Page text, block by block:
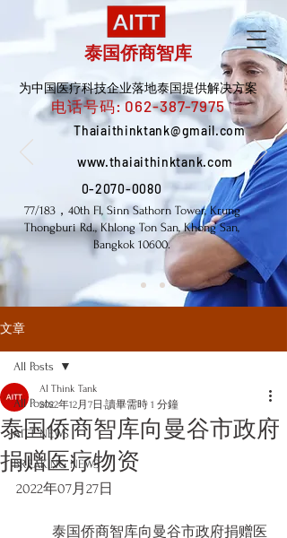
泰国侨商智库
为中国医疗科技企业落地泰国提供解决方案
电话号码:062-387-7975
Thaiaithinktank@gmail.com
www.thaiaithinktank.com
0-2070-0080
77/183，40th Fl, Sinn Sathorn Tower, Krung
Thongburi Rd., Khlong Ton San, Khong San,
Bangkok 10600.
文章
All Posts
AITT NEWS
BREAKING NEWS
All Posts
泰国侨商智库向曼谷市政府
捐赠医疗物资
AI Think Tank
2022年12月7日 讀畢需時 1 分鐘
2022年07月27日